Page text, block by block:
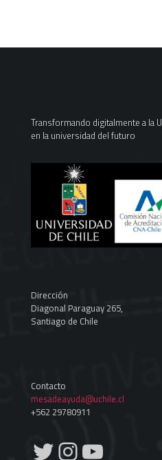
Transformando digitalmente a la
en la universidad del futuro
Dirección
Diagonal Paraguay 265,
Santiago de Chile
Contacto
mesadeayuda@uchile.cl
+562 29780911